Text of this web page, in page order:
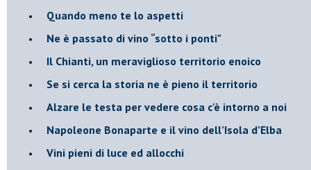
Quando meno te lo aspetti
​Ne è passato di vino “sotto i ponti"
​Il Chianti, un meraviglioso territorio enoico
​Se si cerca la storia ne è pieno il territorio
Alzare le testa per vedere cosa c'è intorno a noi
​Napoleone Bonaparte e il vino dell’Isola d’Elba
Vini pieni di luce ed allocchi